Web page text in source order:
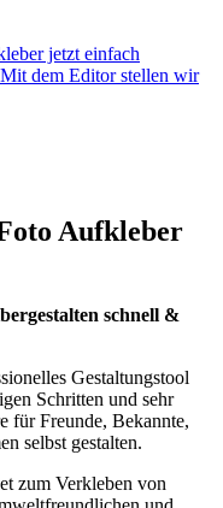
jetzt einfach
dem Editor stellen wir
Aufkleber
schnell &
Gestaltungstool
Schritten und sehr
für Freunde, Bekannte,
selbst gestalten.
zum Verkleben von